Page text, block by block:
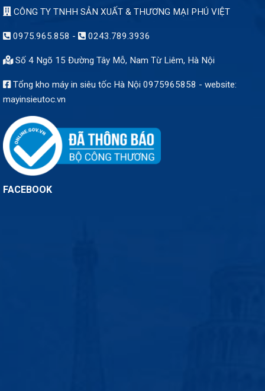
CÔNG TY TNHH SẢN XUẤT & THƯƠNG MẠI PHÚ VIỆT
0975.965.858 - 0243.789.3936
Số 4 Ngõ 15 Đường Tây Mỗ, Nam Từ Liêm, Hà Nội
Tổng kho máy in siêu tốc Hà Nội 0975965858 - website:
mayinsieutoc.vn
FACEBOOK